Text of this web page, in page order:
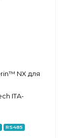
NX для
ITA-
RS485